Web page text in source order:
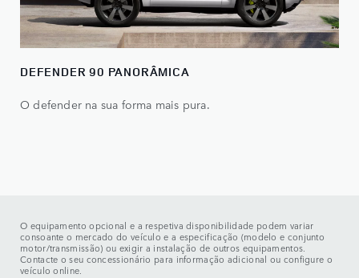
DEFENDER 90 PANORÂMICA
O defender na sua forma mais pura.
O equipamento opcional e a respetiva disponibilidade podem variar
consoante o mercado do veículo e a especificação (modelo e conjunto
motor/transmissão) ou exigir a instalação de outros equipamentos.
Contacte o seu concessionário para informação adicional ou configure o
veículo online.